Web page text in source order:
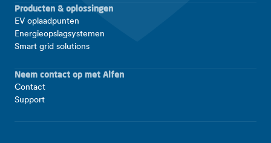
Producten & oplossingen
EV oplaadpunten
Energieopslagsystemen
Smart grid solutions
Neem contact op met Alfen
Contact
Support